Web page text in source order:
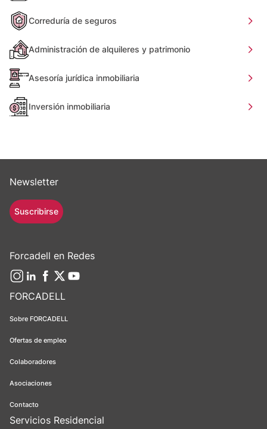
Correduría de seguros
Administración de alquileres y patrimonio
Asesoría jurídica inmobiliaria
Inversión inmobiliaria
FORCADELL
Sobre FORCADELL
Ofertas de empleo
Colaboradores
Asociaciones
Contacto
Servicios Residencial
Newsletter
Suscribirse
Forcadell en Redes